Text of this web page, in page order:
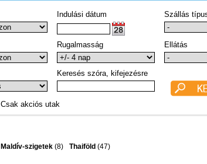
Indulási dátum Szállás
Rugalmasság Ellátás
Keresés szóra, kifejezésre
Csak akciós utak
Maldív-szigetek (8) Thaiföld (47)